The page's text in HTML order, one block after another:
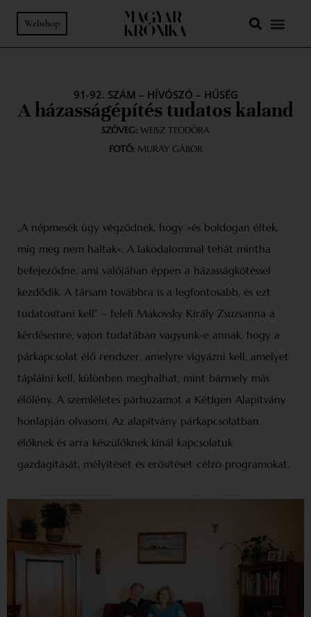
Webshop
91-92. SZÁM – HÍVÓSZÓ – HŰSÉG
A házasságépítés tudatos kaland
SZÖVEG: WEISZ TEODÓRA
FOTÓ:MURAY GÁBOR
„A népmesék úgy végződnek, hogy »és boldogan éltek,
míg meg nem haltak«. A lakodalommal tehát mintha
befejeződne, ami valójában éppen a házasságkötéssel
kezdődik. A társam továbbra is a legfontosabb, és ezt
tudatosítani kell” – feleli Makovsky Király Zsuzsanna a
kérdésemre, vajon tudatában vagyunk-e annak, hogy a
párkapcsolat élő rendszer, amelyre vigyázni kell, amelyet
táplálni kell, különben meghalhat, mint bármely más
élőlény. A szemléletes párhuzamot a KétIgen Alapítvány
honlapján olvasom. Az alapítvány párkapcsolatban
élőknek és arra készülőknek kínál kapcsolatuk
gazdagítását, mélyítését és erősítését célzó programokat.